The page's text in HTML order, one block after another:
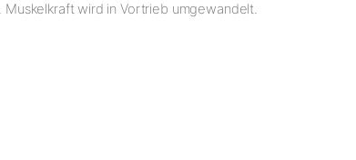
wird in Vortrieb umgewandelt.